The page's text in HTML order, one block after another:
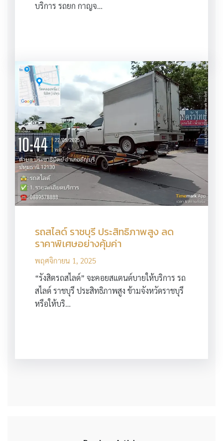
บริการ รถยก กาญจ…
รถสไลด์ ราชบุรี ประสิทธิภาพสูง ลด
ราคาพิเศษอย่างคุ้มค่า
พฤศจิกายน 1, 2025
“รังสิตรถสไลด์” จะคอยสแตนด์บายให้บริการ รถ
สไลด์ ราชบุรี ประสิทธิภาพสูง ข้ามจังหวัดราชบุรี
หรือให้บริ…